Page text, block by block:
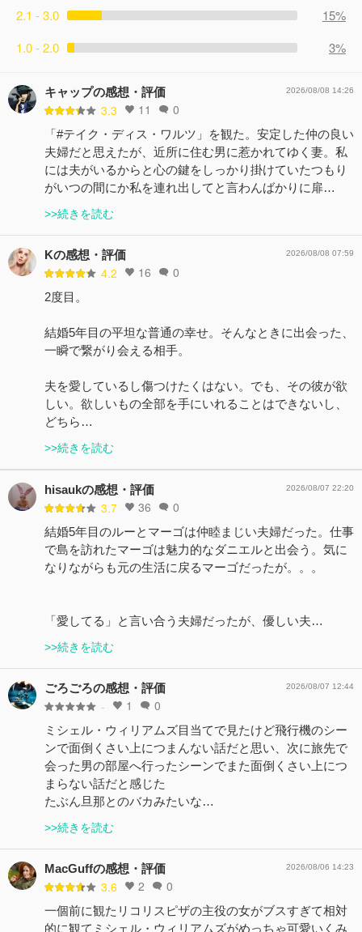
2.1 - 3.0
15%
1.0 - 2.0
3%
キャップの感想・評価
3.3 11 0
2026/08/08 14:26
「#テイク・ディス・ワルツ」を観た。安定した仲の良い
夫婦だと思えたが、近所に住む男に惹かれてゆく妻。私
には夫がいるからと心の鍵をしっかり掛けていたつもり
がいつの間にか私を連れ出してと言わんばかりに扉…
>>続きを読む
Kの感想・評価
4.2 16 0
2026/08/08 07:59
2度目。
結婚5年目の平坦な普通の幸せ。そんなときに出会った、
一瞬で繋がり会える相手。
夫を愛しているし傷つけたくはない。でも、その彼が欲
しい。欲しいもの全部を手にいれることはできないし、
どちら…
>>続きを読む
hisaukの感想・評価
3.7 36 0
2026/08/07 22:20
結婚5年目のルーとマーゴは仲睦まじい夫婦だった。仕事
で島を訪れたマーゴは魅力的なダニエルと出会う。気に
なりながらも元の生活に戻るマーゴだったが。。。
「愛してる」と言い合う夫婦だったが、優しい夫…
>>続きを読む
ごろごろの感想・評価
- 1 0
2026/08/07 12:44
ミシェル・ウィリアムズ目当てで見たけど飛行機のシー
ンで面倒くさい上につまんない話だと思い、次に旅先で
会った男の部屋へ行ったシーンでまた面倒くさい上につ
まらない話だと感じた
たぶん旦那とのバカみたいな…
>>続きを読む
MacGuffの感想・評価
3.6 2 0
2026/08/06 14:23
一個前に観たリコリスピザの主役の女がブスすぎて相対
的に観てミシェル・ウィリアムズがめっちゃ可愛いくみ